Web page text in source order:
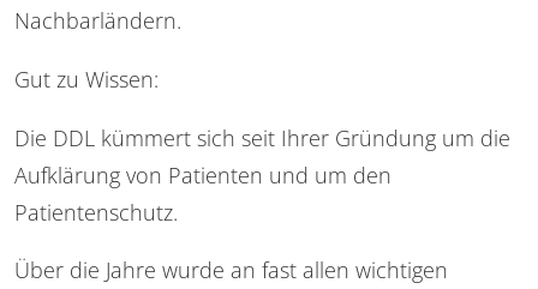
Nachbarländern.
Gut zu Wissen:
Die DDL kümmert sich seit Ihrer Gründung um die
Aufklärung von Patienten und um den
Patientenschutz.
Über die Jahre wurde an fast allen wichtigen